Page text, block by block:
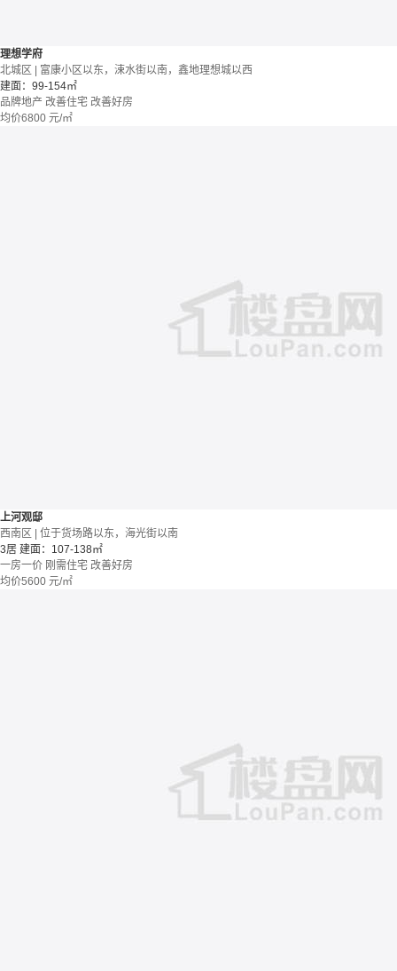
理想学府
北城区 | 富康小区以东，涑水街以南，鑫地理想城以西
建面：99-154㎡
品牌地产 改善住宅 改善好房
均价6800 元/㎡
上河观邸
西南区 | 位于货场路以东，海光街以南
3居 建面：107-138㎡
一房一价 刚需住宅 改善好房
均价5600 元/㎡